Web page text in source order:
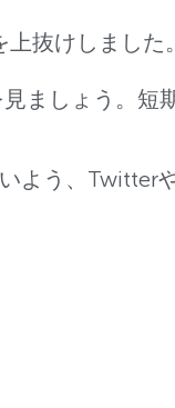
上抜けしました
ましょう。短
よう、Twitter